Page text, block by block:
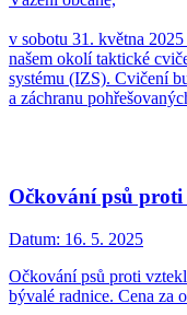
v sobotu 31. května
našem okolí taktické
systému (IZS). Cvičení
a záchranu
Očkování psů proti
Datum: 16. 5. 2025
Očkování psů proti
bývalé radnice. Cena za